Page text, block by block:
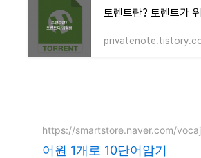
토렌트란? 토렌트가
https://smartstore.naver.com/
어원 1개로 10단어암기